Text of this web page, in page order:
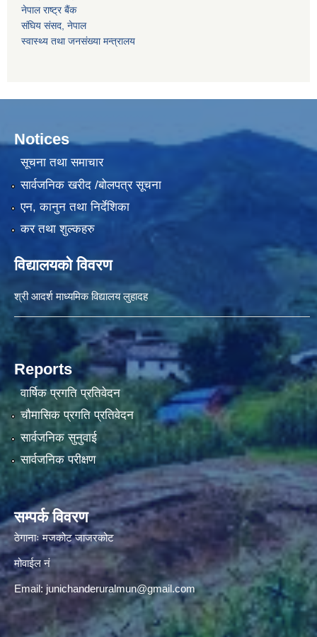
नेपाल राष्‍ट्र बैंक
संघिय संसद, नेपाल
स्वास्थ्य तथा जनसंख्या मन्त्रालय
Notices
सूचना तथा समाचार
सार्वजनिक खरीद /बोलपत्र सूचना
एन, कानुन तथा निर्देशिका
कर तथा शुल्कहरु
विद्यालयको विवरण
श्री आदर्श माध्यमिक विद्यालय लुहादह
Reports
वार्षिक प्रगति प्रतिवेदन
चौमासिक प्रगति प्रतिवेदन
सार्वजनिक सुनुवाई
सार्वजनिक परीक्षण
सम्पर्क विवरण
ठेगानाः मजकोट जाजरकोट
मोवाईल नं
Email:junichanderuralmun@gmail.com